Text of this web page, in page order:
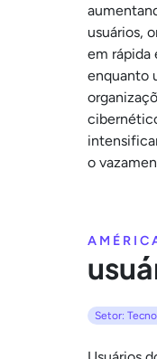
usuários,
em rápida
enquanto
o
Setor: